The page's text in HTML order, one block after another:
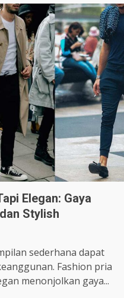
Elegan: Gaya
Stylish
sederhana dapat
Fashion pria
menonjolkan gaya...